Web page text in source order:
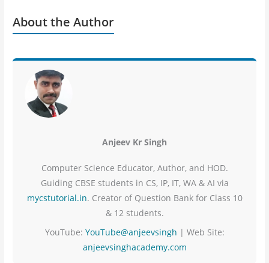
About the Author
Anjeev Kr Singh
Computer Science Educator, Author, and HOD.
Guiding CBSE students in CS, IP, IT, WA & AI via
mycstutorial.in. Creator of Question Bank for Class 10
& 12 students.
YouTube: YouTube@anjeevsingh | Web Site:
anjeevsinghacademy.com